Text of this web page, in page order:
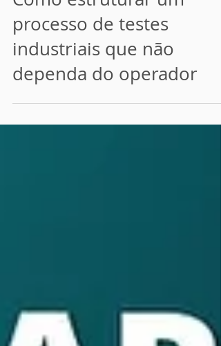
Como estruturar um
processo de testes
industriais que não
dependa do operador